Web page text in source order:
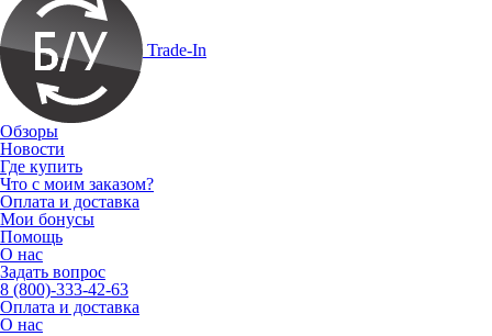
Trade-In
Обзоры
Новости
Где купить
Что с моим заказом?
Оплата и доставка
Мои бонусы
Помощь
О нас
Задать вопрос
8 (800)-333-42-63
Оплата и доставка
О нас